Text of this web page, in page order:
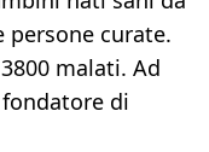
persone curate.
malati. Ad
di